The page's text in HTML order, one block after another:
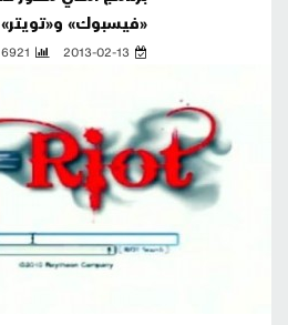
«فيسبوك» و«تويتر»
2013-02-13
6921